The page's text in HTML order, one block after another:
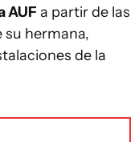
AUF a partir de las
su hermana,
de la